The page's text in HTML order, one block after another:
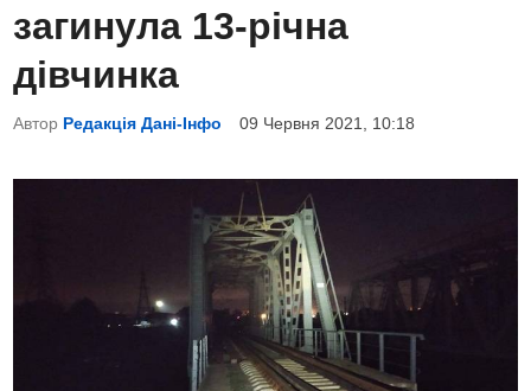
e
d
i
n
загинула 13-річна
дівчинка
Автор Редакція Дані-Інфо 09 Червня 2021, 10:18